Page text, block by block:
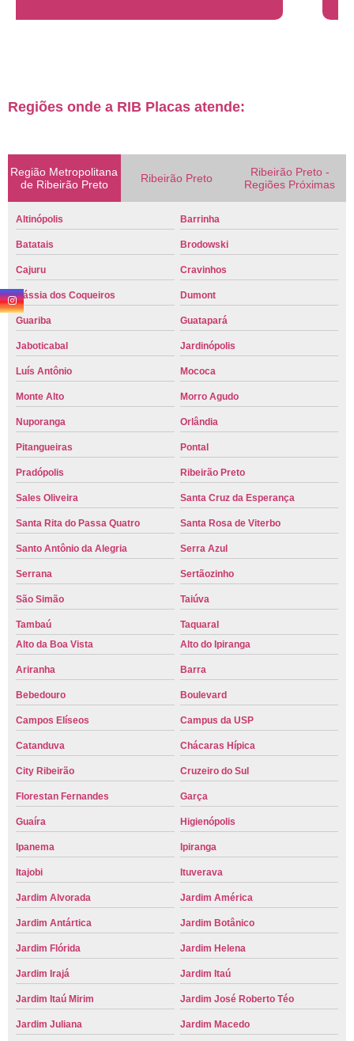
Regiões onde a RIB Placas atende:
Região Metropolitana
de Ribeirão Preto
Ribeirão Preto
Ribeirão Preto -
Regiões Próximas
Altinópolis Barrinha
Batatais Brodowski
Cajuru Cravinhos
Cássia dos Coqueiros Dumont
Guariba Guatapará
Jaboticabal Jardinópolis
Luís Antônio Mococa
Monte Alto Morro Agudo
Nuporanga Orlândia
Pitangueiras Pontal
Pradópolis Ribeirão Preto
Sales Oliveira Santa Cruz da Esperança
Santa Rita do Passa Quatro Santa Rosa de Viterbo
Santo Antônio da Alegria Serra Azul
Serrana Sertãozinho
São Simão Taiúva
Tambaú
Taquaral
Alto da Boa Vista
Alto do Ipiranga
Ariranha Barra
Bebedouro Boulevard
Campos Elíseos Campus da USP
Catanduva Chácaras Hípica
City Ribeirão Cruzeiro do Sul
Florestan Fernandes Garça
Guaíra Higienópolis
Ipanema Ipiranga
Itajobi Ituverava
Jardim Alvorada Jardim América
Jardim Antártica Jardim Botânico
Jardim Flórida Jardim Helena
Jardim Irajá Jardim Itaú
Jardim Itaú Mirim Jardim José Roberto Téo
Jardim Juliana Jardim Macedo